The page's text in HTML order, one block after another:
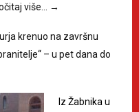
više… →
krenuo na završnu
– u pet dana do
Iz Žabnika u